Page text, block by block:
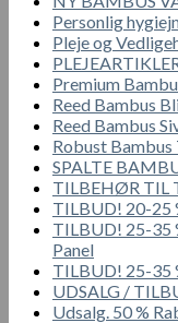
Personlig
Pleje og
Premium
Reed Bambus
Reed Bambus
Robust
SPALTE
TILBEHØR TIL
TILBUD! 20-25
TILBUD! 25-35
Panel
TILBUD! 25-35
UDSALG /
Udsalg. 50 %